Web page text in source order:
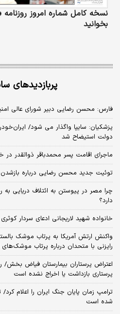
نسخه کامل شماره امروز روزنامه
بخوانید
پربازدیدهای
فارس: محسن رضایی دبیر شورای عالی
پزشکیان: سایپا واگذار می شود/
دولت استیضاح شد
ماجرای اقامت پسر محمدباقر ذوالقدر در
توئیت جدید محسن رضایی درباره بازشدن
چرا مصر در پیوستن به ائتلاف دریایی به
دارد؟
خانواده شهید لاریجانی ادعای سردار
واکنش ارتش آمریکا به پرتاب موشک
رایزنی با متحدان درباره پرتاب
اعتراض پرستاران بیمارستان فیاض
پرستاری بازداشت یا اخراج نشده است
ترامپ زمان پایان جنگ ایران را اعلام
شده است